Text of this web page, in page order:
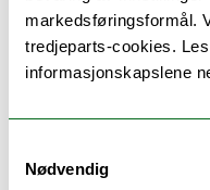
markedsføringsformål.
tredjeparts-cookies.
informasjonskapslene
Nødvendig
– Det var
måter å
undervisning, for
kunstmuseum
Based Learning
opphavsrett. “Vi